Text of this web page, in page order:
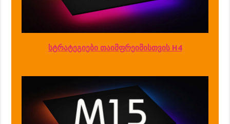
სტრატეგიები თაიმფრეიმისთვის H4